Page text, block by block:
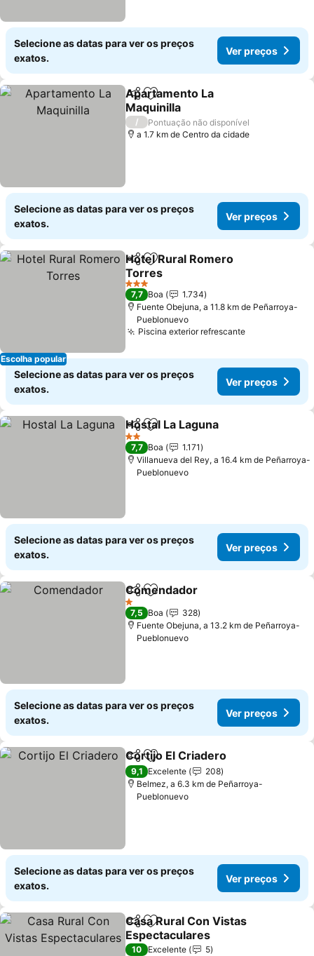
Selecione as datas para ver os preços
exatos.
Ver preços
PartilharAdicionar aos favoritos
Apartamento La
Maquinilla
/
Pontuação não disponível
a 1.7 km de Centro da cidade
Selecione as datas para ver os preços
exatos.
Ver preços
Escolha popular
PartilharAdicionar aos favoritos
Hotel Rural Romero
Torres
3 Estrelas
7,7 Boa
1.734
Fuente Obejuna, a 11.8 km de Peñarroya-
Pueblonuevo
Piscina exterior refrescante
Selecione as datas para ver os preços
exatos.
Ver preços
PartilharAdicionar aos favoritos
Hostal La Laguna
2 Estrelas
7,7 Boa
1.171
Villanueva del Rey, a 16.4 km de Peñarroya-
Pueblonuevo
Selecione as datas para ver os preços
exatos.
Ver preços
PartilharAdicionar aos favoritos
Comendador
1 Estrelas
7,5 Boa
328
Fuente Obejuna, a 13.2 km de Peñarroya-
Pueblonuevo
Selecione as datas para ver os preços
exatos.
Ver preços
PartilharAdicionar aos favoritos
Cortijo El Criadero
9,1 Excelente
208
Belmez, a 6.3 km de Peñarroya-
Pueblonuevo
Selecione as datas para ver os preços
exatos.
Ver preços
PartilharAdicionar aos favoritos
Casa Rural Con Vistas
Espectaculares
10 Excelente
5